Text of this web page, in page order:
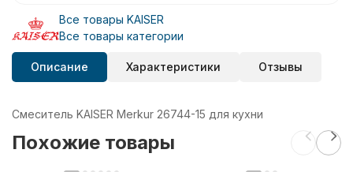
Все товары KAISER
Все товары категории
Описание Характеристики Отзывы
Смеситель KAISER Merkur 26744-15 для кухни
Похожие товары